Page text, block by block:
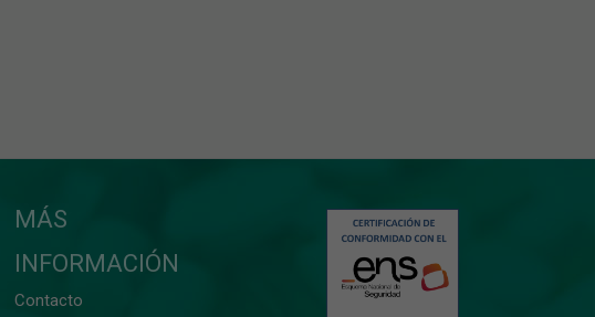
MÁS
INFORMACIÓN
Contacto